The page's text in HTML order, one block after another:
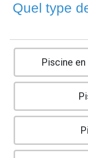
Quel type
Piscine